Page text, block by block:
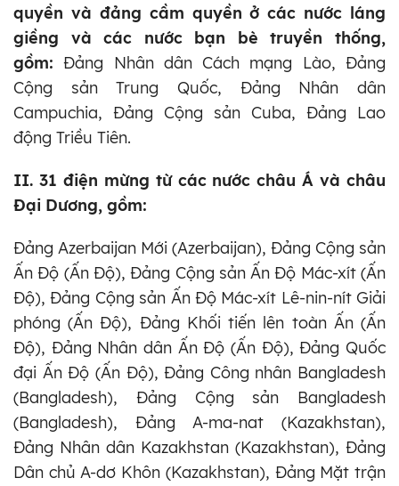
quyền và đảng cầm quyền ở các nước láng
giềng và các nước bạn bè truyền thống,
gồm:Đảng Nhân dân Cách mạng Lào, Đảng
Cộng sản Trung Quốc, Đảng Nhân dân
Campuchia, Đảng Cộng sản Cuba, Đảng Lao
động Triều Tiên.
II. 31 điện mừng từ các nước châu Á và châu
Đại Dương, gồm:
Đảng Azerbaijan Mới (Azerbaijan), Đảng Cộng sản
Ấn Độ (Ấn Độ), Đảng Cộng sản Ấn Độ Mác-xít (Ấn
Độ), Đảng Cộng sản Ấn Độ Mác-xít Lê-nin-nít Giải
phóng (Ấn Độ), Đảng Khối tiến lên toàn Ấn (Ấn
Độ), Đảng Nhân dân Ấn Độ (Ấn Độ), Đảng Quốc
đại Ấn Độ (Ấn Độ), Đảng Công nhân Bangladesh
(Bangladesh), Đảng Cộng sản Bangladesh
(Bangladesh), Đảng A-ma-nat (Kazakhstan),
Đảng Nhân dân Kazakhstan (Kazakhstan), Đảng
Dân chủ A-dơ Khôn (Kazakhstan), Đảng Mặt trận